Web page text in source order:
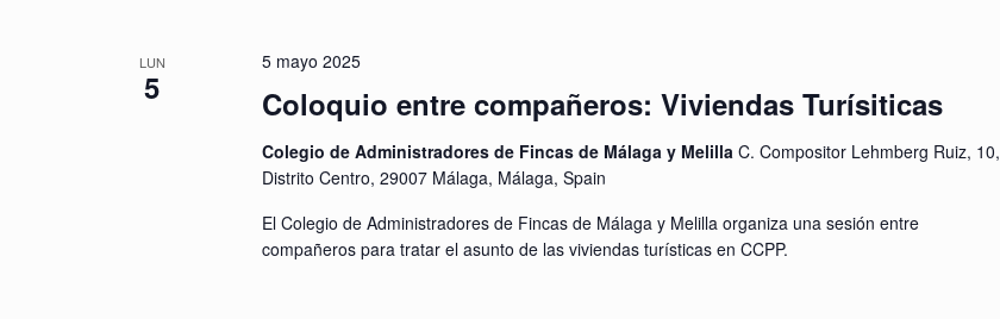
LUN
5 Coloquio entre compañeros: Viviendas Turísiticas
5 mayo 2025
Colegio de Administradores de Fincas de Málaga y Melilla C. Compositor Lehmberg Ruiz, 10,
Distrito Centro, 29007 Málaga, Málaga, Spain
El Colegio de Administradores de Fincas de Málaga y Melilla organiza una sesión entre
compañeros para tratar el asunto de las viviendas turísticas en CCPP.